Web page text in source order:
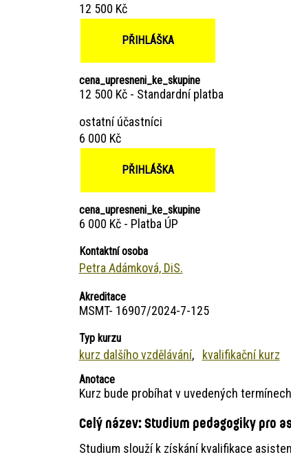
12 500 Kč
PŘIHLÁŠKA
cena_upresneni_ke_skupine
12 500 Kč - Standardní platba
ostatní účastníci
6 000 Kč
PŘIHLÁŠKA
cena_upresneni_ke_skupine
6 000 Kč - Platba ÚP
Kontaktní osoba
Petra Adámková, DiS.
Akreditace
MSMT- 16907/2024-7-125
Typ kurzu
kurz dalšího vzdělávání kvalifikační kurz
Anotace
Kurz bude probíhat v uvedených
Celý název:Studium pedagogiky pro
Studium slouží k získání kvalifikace